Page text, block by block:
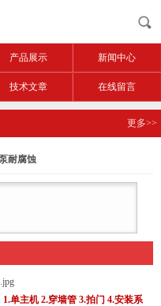
产品展示 新闻中心
技术文章 在线留言
更多>>
耐腐蚀
单主机 2.穿墙管 3.拍门 4.安装系